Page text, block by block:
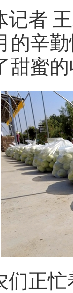
记者
的辛
甜蜜
们正